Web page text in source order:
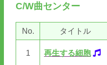
C/W曲センター
No. タイトル
1 再生する細胞